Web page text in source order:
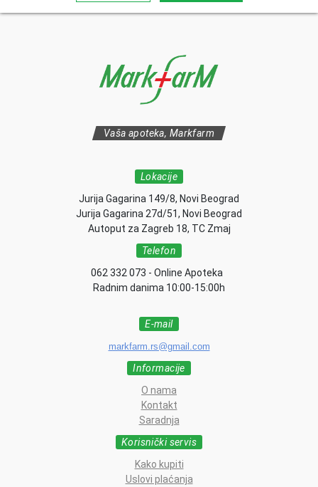
Vaša apoteka, Markfarm
Lokacije
Jurija Gagarina 149/8, Novi Beograd
Jurija Gagarina 27d/51, Novi Beograd
Autoput za Zagreb 18, TC Zmaj
Telefon
062 332 073 - Online Apoteka
Radnim danima 10:00-15:00h
E-mail
markfarm.rs@gmail.com
Informacije
O nama
Kontakt
Saradnja
Korisnički servis
Kako kupiti
Uslovi plaćanja